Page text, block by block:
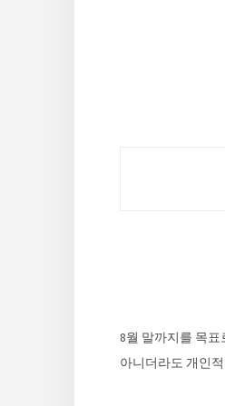
8월 말까지를 목
아니더라도 개인